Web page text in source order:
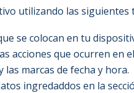
utilizando las siguientes
se colocan en tu
acciones que ocurren en
marcas de fecha y hora.
ingredaddos en la